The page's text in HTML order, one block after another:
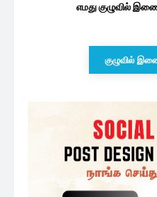
எமது குழுவில்
குழுவில்